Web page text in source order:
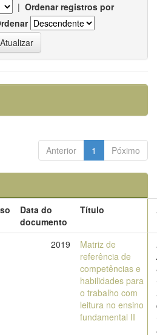
| Ordenar registros por
Anterior 1 Póximo
Data do
documento
Título
2019
Matriz de
referência de
competências e
habilidades para
o trabalho com
leitura no ensino
fundamental II